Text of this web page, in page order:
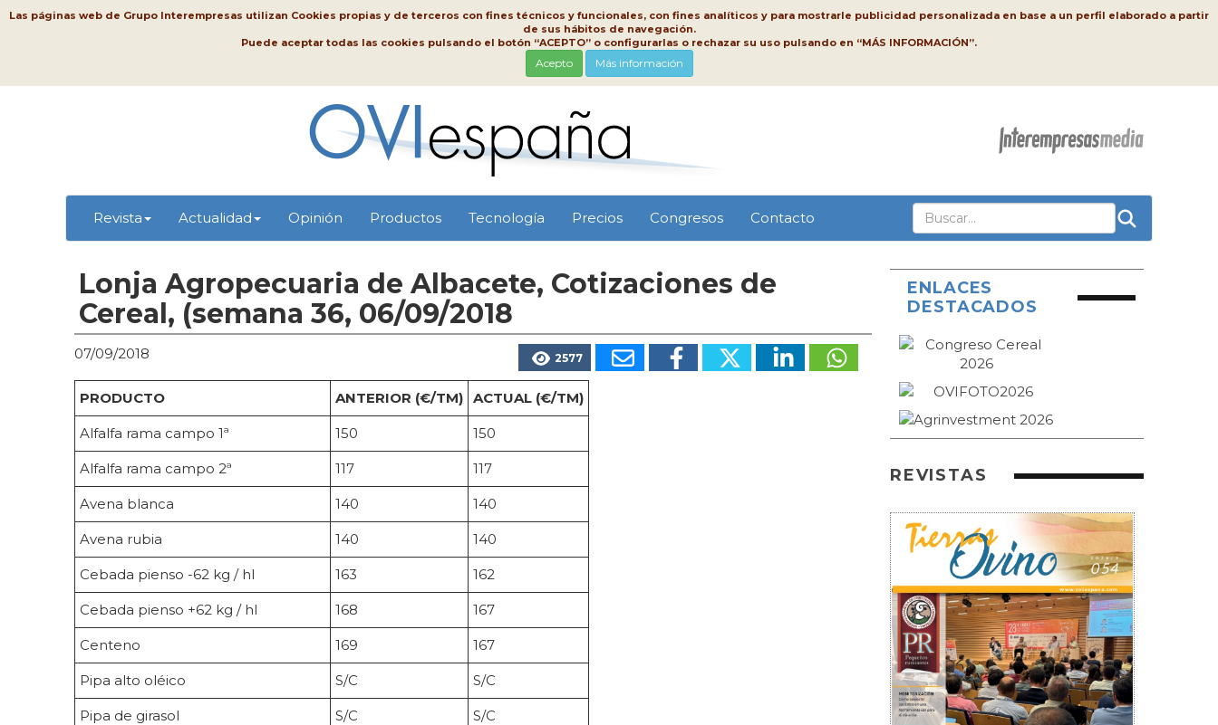
Las páginas web de Grupo Interempresas utilizan Cookies propias y de terceros con fines técnicos y funcionales, con fines analíticos y para mostrarle publicidad personalizada en base a un perfil elaborado a partir
de sus hábitos de navegación.
Puede aceptar todas las cookies pulsando el botón “ACEPTO” o configurarlas o rechazar su uso pulsando en “MÁS INFORMACIÓN”.
Acepto Más información
Revista Actualidad Opinión Productos Tecnología Precios Congresos Contacto
Lonja Agropecuaria de Albacete, Cotizaciones de
Cereal, (semana 36, 06/09/2018
07/09/2018 2577
PRODUCTO ANTERIOR (€/TM) ACTUAL (€/TM)
Alfalfa rama campo 1ª 150 150
Alfalfa rama campo 2ª 117 117
Avena blanca 140 140
Avena rubia 140 140
Cebada pienso -62 kg / hl 163 162
Cebada pienso +62 kg / hl 168 167
Centeno 169 167
Pipa alto oléico S/C S/C
Pipa de girasol S/C S/C
ENLACES
DESTACADOS
REVISTAS